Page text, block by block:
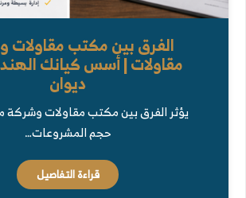
الفرق بين مكتب مقاولات
مقاولات | أسس كيانك
ديوان
يؤثر الفرق بين مكتب مقاولات وشركة
حجم المشروعات…
قراءة التفاصيل